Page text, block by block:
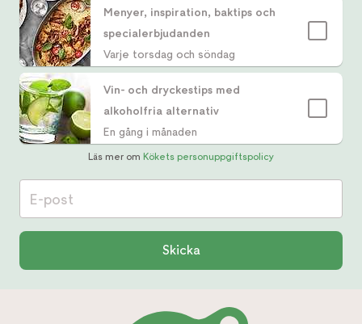
Menyer, inspiration, baktips och
specialerbjudanden
Varje torsdag och söndag
Vin- och dryckestips med
alkoholfria alternativ
En gång i månaden
Läs mer om Kökets personuppgiftspolicy
E-post
Skicka